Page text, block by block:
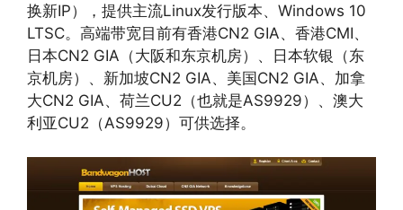
换新IP），提供主流Linux发行版本、Windows 10
LTSC。高端带宽目前有香港CN2 GIA、香港CMI、
日本CN2 GIA（大阪和东京机房）、日本软银（东
京机房）、新加坡CN2 GIA、美国CN2 GIA、加拿
大CN2 GIA、荷兰CU2（也就是AS9929）、澳大
利亚CU2（AS9929）可供选择。